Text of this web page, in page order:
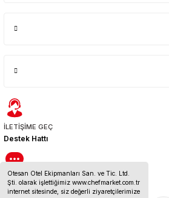
Otesan Otel Ekipmanları San. ve Tic. Ltd.
Şti. olarak işlettiğimiz www.chefmarket.com.tr
internet sitesinde, siz değerli ziyaretçilerimize
İLETİŞİME GEÇ
Destek Hattı
BİZE ULAŞIN
İletişim Bilgileri